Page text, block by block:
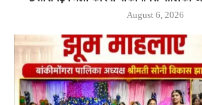
August 6, 2026